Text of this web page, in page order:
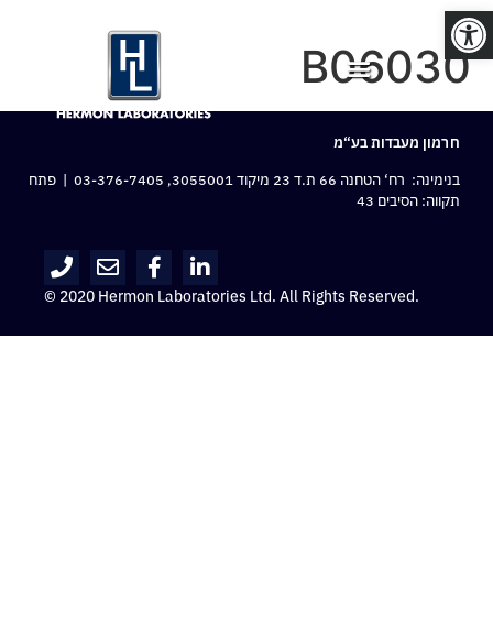
פתח סרגל נגישות
B06030
חרמון מעבדות בע“מ
בנימינה: רח‘ הטחנה 66 ת.ד 23 מיקוד 3055001,
03-376-7405 | פתח
תקווה: הסיבים 43
© 2020 Hermon Laboratories Ltd. All Rights Reserved.